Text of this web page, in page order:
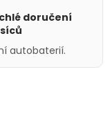
doručení
autobaterií.